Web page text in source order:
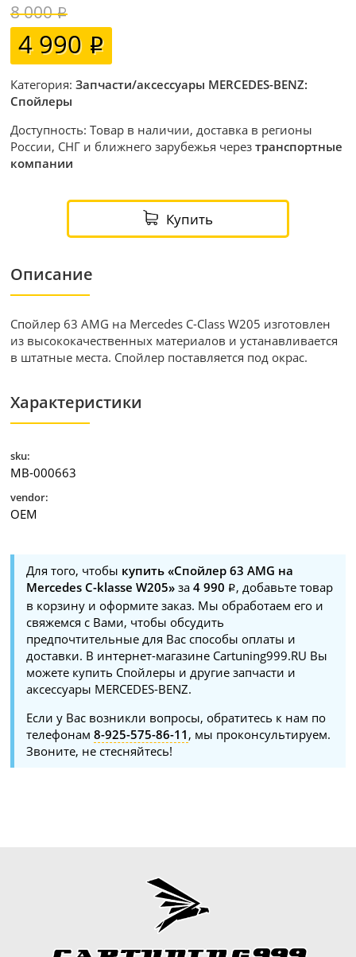
8 000
4 990
Категория:Запчасти/аксессуары MERCEDES-BENZ:
Спойлеры
Доступность: Товар в наличии, доставка в регионы
России, СНГ и ближнего зарубежья черезтранспортные
компании
Купить
Описание
Спойлер 63 AMG на Mercedes С-Сlass W205 изготовлен
из высококачественных материалов и устанавливается
в штатные места. Спойлер поставляется под окрас.
Характеристики
sku:
MB-000663
vendor:
OEM
Для того, чтобы купить «Спойлер 63 AMG на
Mercedes C-klasse W205» за4 990
, добавьте товар
в корзину и оформите заказ. Мы обработаем его и
свяжемся с Вами, чтобы обсудить
предпочтительные для Вас способы оплаты и
доставки. В интернет-магазине Cartuning999.RU Вы
можете купить Спойлеры и другие запчасти и
аксессуары MERCEDES-BENZ.
Если у Вас возникли вопросы, обратитесь к нам по
телефонам8-925-575-86-11 , мы проконсультируем.
Звоните, не стесняйтесь!